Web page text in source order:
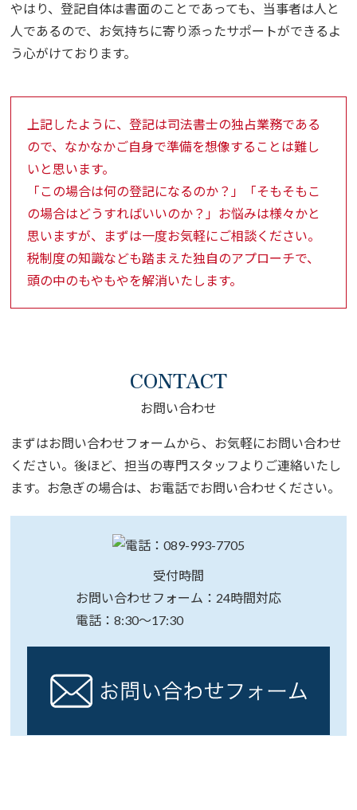
やはり、登記自体は書面のことであっても、当事者は人と
人であるので、お気持ちに寄り添ったサポートができるよ
う心がけております。
上記したように、登記は司法書士の独占業務である
ので、なかなかご自身で準備を想像することは難し
いと思います。
「この場合は何の登記になるのか？」「そもそもこ
の場合はどうすればいいのか？」お悩みは様々かと
思いますが、まずは一度お気軽にご相談ください。
税制度の知識なども踏まえた独自のアプローチで、
頭の中のもやもやを解消いたします。
CONTACT
お問い合わせ
まずはお問い合わせフォームから、お気軽にお問い合わせ
ください。後ほど、担当の専門スタッフよりご連絡いたし
ます。 お急ぎの場合は、お電話でお問い合わせください。
受付時間
お問い合わせフォーム：24時間対応
電話：8:30～17:30